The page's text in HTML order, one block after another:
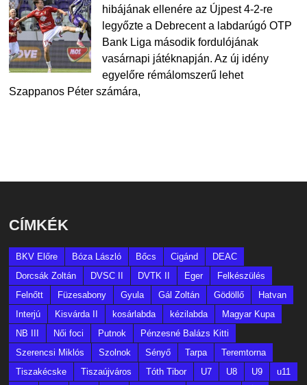
hibájának ellenére az Újpest 4-2-re
legyőzte a Debrecent a labdarúgó OTP
Bank Liga második fordulójának
vasárnapi játéknapján. Az új idény
egyelőre rémálomszerű lehet
Szappanos Péter számára,
CÍMKÉK
BKV Előre Bóza László Bőcs Cigánd
DEAC
Dorcsák Zoltán
DVSC II DVTK II Eger
Felkészülés
Felnőtt
Füzesabony Gyula Gál Zoltán Gödöllő
Hatvan
Interjú
Kisvárda II kosárlabda kézilabda
Magyar Kupa
NB III
Női foci Putnok
Pénzesné Balázs Kitti
Szerencsi Miklós
Szolnok Sényő Tarpa
Teremtorna
Tiszakécske
Tiszaújváros Tóth Tibor U7 U8 U9
u11